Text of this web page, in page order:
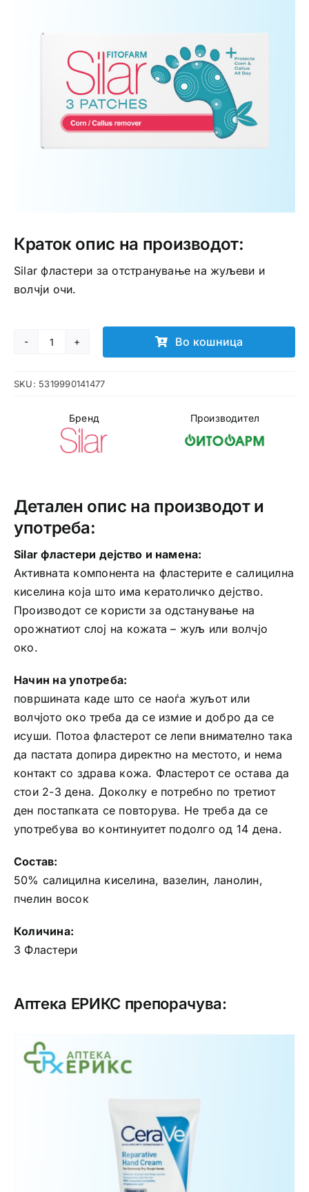
Лична хигиена
Медицински апрати
Краток опис на производот:
Silar фластери за отстранување на жуљеви и
волчји очи.
Silar
количина
Во кошница
SKU: 5319990141477
Бренд Производител
Детален опис на производот и
употреба:
Silar фластери дејство и намена:
Активната компонента на фластерите е салицилна
киселина која што има кератоличко дејство.
Производот се користи за одстанување на
орожнатиот слој на кожата – жуљ или волчјо
око.
Начин на употреба:
површината каде што се наоѓа жуљот или
волчјото око треба да се измие и добро да се
исуши. Потоа фластерот се лепи внимателно така
да пастата допира директно на местото, и нема
контакт со здрава кожа. Фластерот се остава да
стои 2-3 дена. Доколку е потребно по третиот
ден постапката се повторува. Не треба да се
употребува во континуитет подолго од 14 дена.
Состав:
50% салицилна киселина, вазелин, ланолин,
пчелин восок
Количина:
3 Фластери
Аптека ЕРИКС препорачува: